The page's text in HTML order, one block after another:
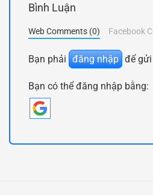
Bình Luận
Web Comments (0) Facebook
Bạn phải đăng nhập để
Bạn có thể đăng nhập bằng: